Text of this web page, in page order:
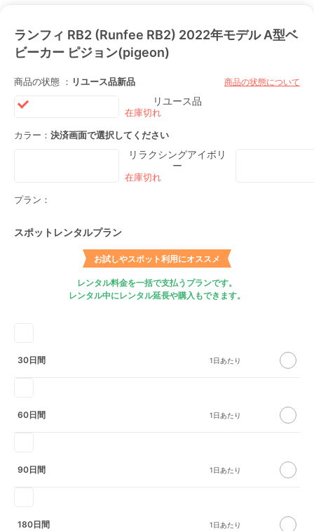
ランフィ RB2 (Runfee RB2) 2022年モデル A型ベ
ビーカー ピジョン(pigeon)
商品の状態 ： リユース品新品 商品の状態について
リユース品
カラー： 決済画面で選択してください
リラクシングアイボリ
ー
プラン：
スポットレンタルプラン
お試しやスポット利用にオススメ
レンタル料金を一括で支払うプランです。
レンタル中にレンタル延長や購入もできます。
30日間
60日間
90日間
180日間